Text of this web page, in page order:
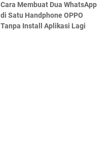
Cara Membuat Dua WhatsApp
di Satu Handphone OPPO
Tanpa Install Aplikasi Lagi